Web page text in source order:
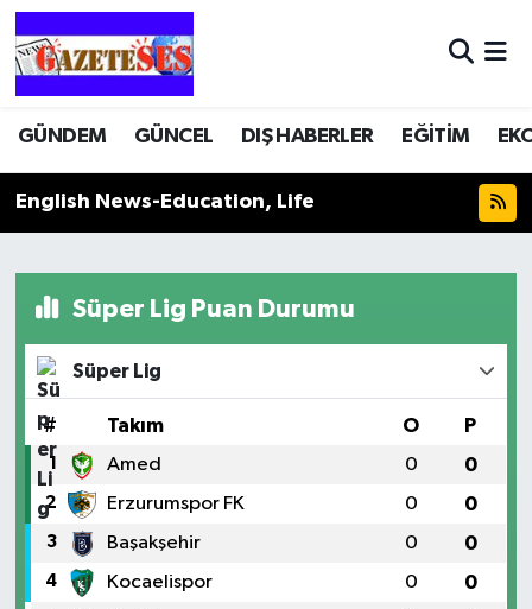
GÜNDEM GÜNCEL DIŞ HABERLER EĞİTİM
English News-Education, Life
Süper Lig Puan Durumu
Süper Lig
# Takım O P
1 Amed 0 0
2 Erzurumspor FK 0 0
3 Başakşehir 0 0
4 Kocaelispor 0 0